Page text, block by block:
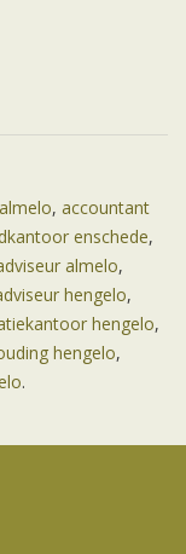
, accountant
enschede,
almelo,
hengelo,
hengelo,
hengelo,
.